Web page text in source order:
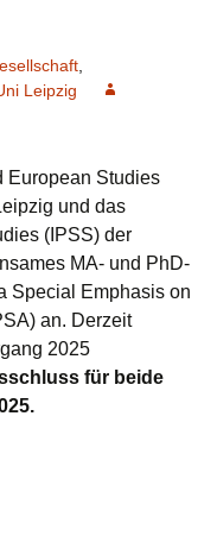
Leipzig
European Studies
und das
(IPSS) der
MA- und PhD-
Special Emphasis on
an. Derzeit
2025
für beide
MA- und PhD-